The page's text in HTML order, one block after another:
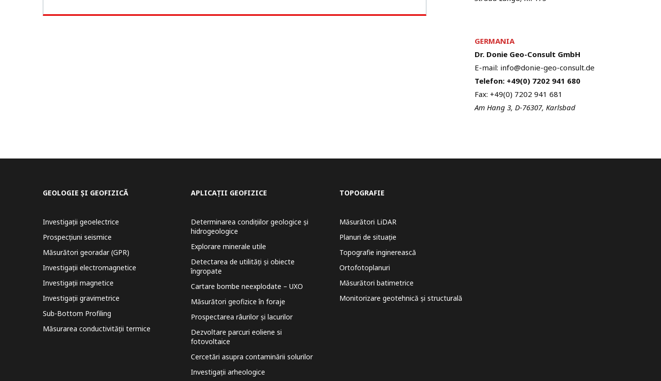
GERMANIA
Dr. Donie Geo-Consult GmbH
E-mail: info@donie-geo-consult.de
Telefon: +49(0) 7202 941 680
Fax: +49(0) 7202 941 681
Am Hang 3, D-76307, Karlsbad
GEOLOGIE ȘI GEOFIZICĂ
Investigații geoelectrice
Prospecțiuni seismice
Măsurători georadar (GPR)
Investigații electromagnetice
Investigații magnetice
Investigații gravimetrice
Sub-Bottom Profiling
Măsurarea conductivității termice
APLICAȚII GEOFIZICE
Determinarea condițiilor geologice și
hidrogeologice
Explorare minerale utile
Detectarea de utilități și obiecte
îngropate
Cartare bombe neexplodate – UXO
Măsurători geofizice în foraje
Prospectarea râurilor și lacurilor
Dezvoltare parcuri eoliene si
fotovoltaice
Cercetări asupra contaminării solurilor
Investigații arheologice
TOPOGRAFIE
Măsurători LiDAR
Planuri de situație
Topografie inginerească
Ortofotoplanuri
Măsurători batimetrice
Monitorizare geotehnică și structurală